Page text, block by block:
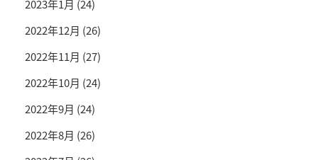
2023年1月 (24)
2022年12月 (26)
2022年11月 (27)
2022年10月 (24)
2022年9月 (24)
2022年8月 (26)